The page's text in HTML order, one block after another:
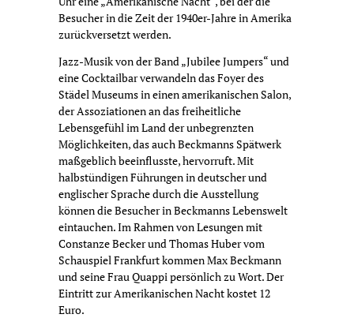
Besucher in die Zeit der 1940er-Jahre in Amerika
zurückversetzt werden.
Jazz-Musik von der Band „Jubilee Jumpers“ und
eine Cocktailbar verwandeln das Foyer des
Städel Museums in einen amerikanischen Salon,
der Assoziationen an das freiheitliche
Lebensgefühl im Land der unbegrenzten
Möglichkeiten, das auch Beckmanns Spätwerk
maßgeblich beeinflusste, hervorruft. Mit
halbstündigen Führungen in deutscher und
englischer Sprache durch die Ausstellung
können die Besucher in Beckmanns Lebenswelt
eintauchen. Im Rahmen von Lesungen mit
Constanze Becker und Thomas Huber vom
Schauspiel Frankfurt kommen Max Beckmann
und seine Frau Quappi persönlich zu Wort. Der
Eintritt zur Amerikanischen Nacht kostet 12
Euro.